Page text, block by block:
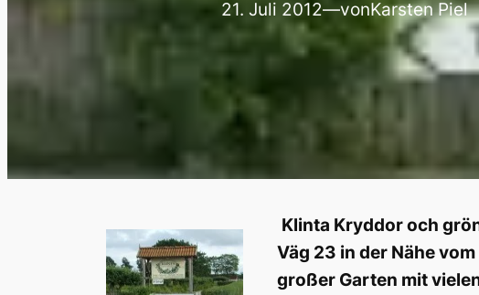
21. Juli 2012—vonKarsten Piel
Klinta Kryddor och
Väg 23 in der Nähe
großer Garten mit